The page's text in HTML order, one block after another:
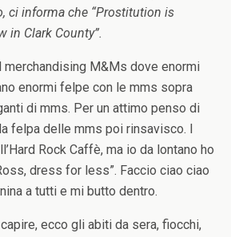
ci informa che “Prostitution is
in Clark County”.
merchandising M&Ms dove enormi
enormi felpe con le mms sopra
di mms. Per un attimo penso di
felpa delle mms poi rinsavisco. I
Rock Caffè, ma io da lontano ho
dress for less”. Faccio ciao ciao
a tutti e mi butto dentro.
ecco gli abiti da sera, fiocchi,